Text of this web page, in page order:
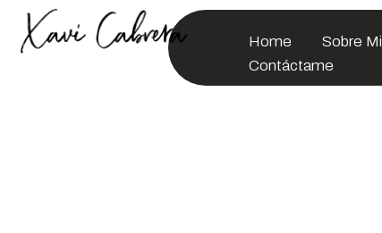
Home Sobre Mi
Contáctame